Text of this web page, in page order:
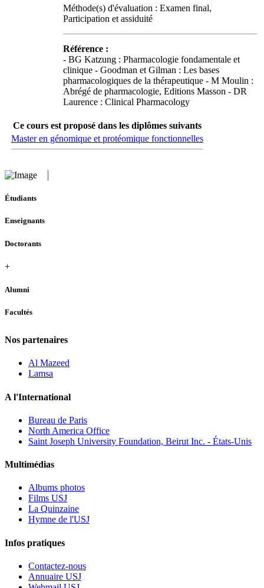
Méthode(s) d'évaluation : Examen final,
Participation et assiduité
Référence :
- BG Katzung : Pharmacologie fondamentale et
clinique - Goodman et Gilman : Les bases
pharmacologiques de la thérapeutique - M Moulin :
Abrégé de pharmacologie, Editions Masson - DR
Laurence : Clinical Pharmacology
Ce cours est proposé dans les diplômes suivants
Master en génomique et protéomique fonctionnelles
Étudiants
Enseignants
Doctorants
+
Alumni
Facultés
Nos partenaires
Al Mazeed
Lamsa
A l'International
Bureau de Paris
North America Office
Saint Joseph University Foundation, Beirut Inc. - États-Unis
Multimédias
Albums photos
Films USJ
La Quinzaine
Hymne de l'USJ
Infos pratiques
Contactez-nous
Annuaire USJ